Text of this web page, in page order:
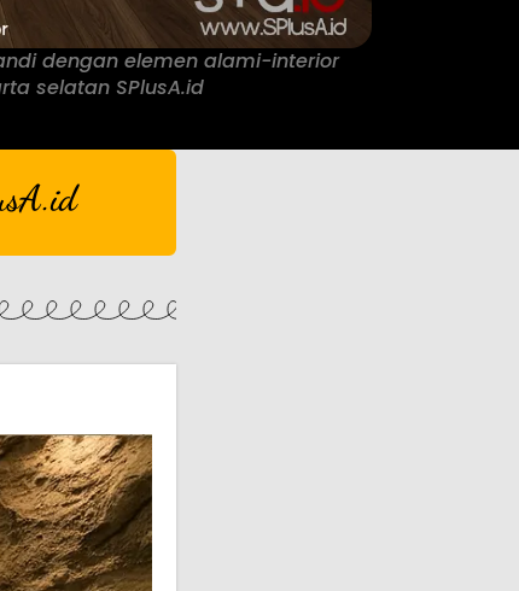
dengan elemen alami-interior
selatan SPlusA.id